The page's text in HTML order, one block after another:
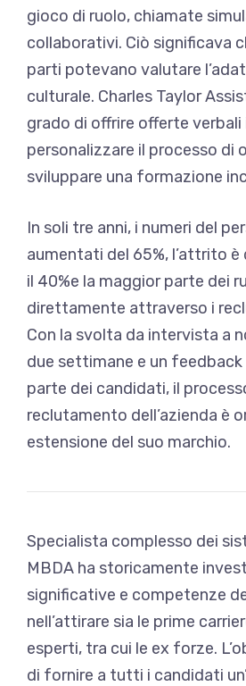
gioco di ruolo, chiamate
collaborativi. Ciò significava
parti potevano valutare
culturale. Charles Taylor
grado di offrire offerte
personalizzare il processo di
sviluppare una formazione
In soli tre anni, i numeri del
aumentati del 65%, l’attrito
il 40%e la maggior parte dei
direttamente attraverso i
Con la svolta da intervista a
due settimane e un
parte dei candidati, il
reclutamento dell’azienda è
estensione del suo marchio.
Specialista complesso dei
MBDA ha storicamente
significative e competenze
nell’attirare sia le prime
esperti, tra cui le ex forze.
di fornire a tutti i candidati